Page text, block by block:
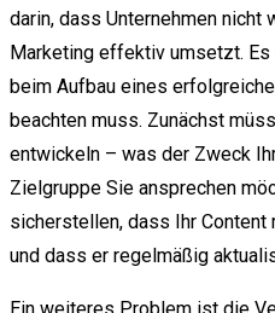
darin, dass Unternehmen nicht
Marketing effektiv umsetzt.
beim Aufbau eines
beachten muss. Zunächst
entwickeln – was der Zweck
Zielgruppe Sie ansprechen
sicherstellen, dass Ihr
und dass er regelmäßig